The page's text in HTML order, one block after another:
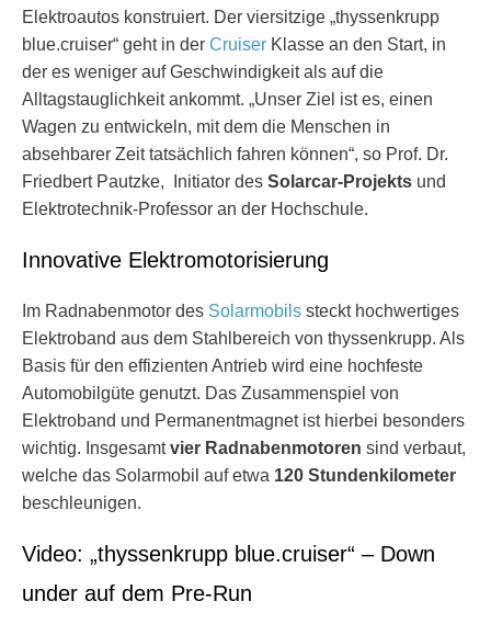
Elektroautos konstruiert. Der viersitzige „thyssenkrupp
blue.cruiser“ geht in der Cruiser Klasse an den Start, in
der es weniger auf Geschwindigkeit als auf die
Alltagstauglichkeit ankommt. „Unser Ziel ist es, einen
Wagen zu entwickeln, mit dem die Menschen in
absehbarer Zeit tatsächlich fahren können“, so Prof. Dr.
Friedbert Pautzke, Initiator des Solarcar-Projekts und
Elektrotechnik-Professor an der Hochschule.
Innovative Elektromotorisierung
Im Radnabenmotor des Solarmobils steckt hochwertiges
Elektroband aus dem Stahlbereich von thyssenkrupp. Als
Basis für den effizienten Antrieb wird eine hochfeste
Automobilgüte genutzt. Das Zusammenspiel von
Elektroband und Permanentmagnet ist hierbei besonders
wichtig. Insgesamtvier Radnabenmotoren sind verbaut,
welche das Solarmobil auf etwa 120 Stundenkilometer
beschleunigen.
Video: „thyssenkrupp blue.cruiser“ – Down
under auf dem Pre-Run